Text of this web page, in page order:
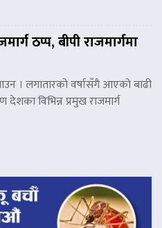
ठप्प, बीपी राजमार्गमा
। लगातारको वर्षासँगै आएको बाढी
देशका विभिन्न प्रमुख राजमार्ग